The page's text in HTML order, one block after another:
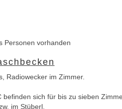
Personen vorhanden
Radiowecker im Zimmer.
sich für bis zu sieben
im Stüberl.